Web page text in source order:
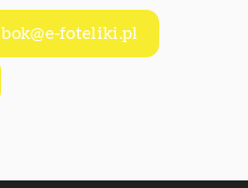
bok@e-foteliki.pl